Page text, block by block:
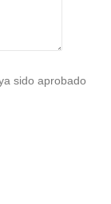
sido aprobado